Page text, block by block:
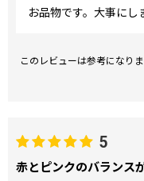
お品物です。大事にし
このレビューは参考になり
5
赤とピンクのバランス